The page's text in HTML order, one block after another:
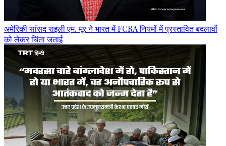
अमेरिकी सांसद राइली एम. मूर ने भारत में FCRA नियमों में प्रस्तावित बदलावों
को लेकर चिंता जताई